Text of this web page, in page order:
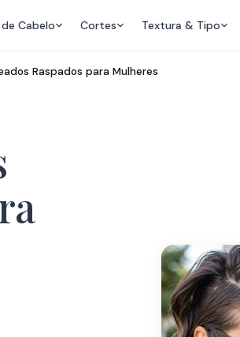
Cabelo Cortes Textura & Tipo
Raspados para Mulheres